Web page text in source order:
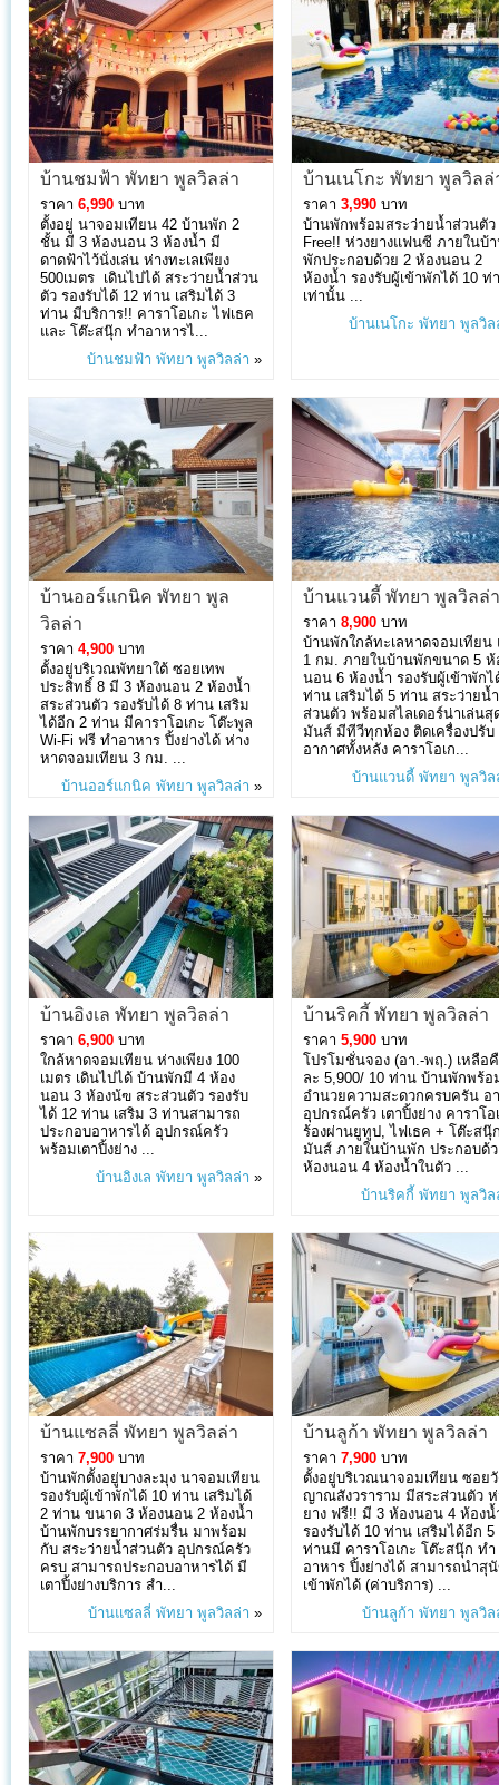
บ้านชมฟ้า พัทยา พูลวิลล่า
ราคา 6,990 บาท
ตั้งอยู่ นาจอมเทียน 42 บ้านพัก 2
ชั้น มี 3 ห้องนอน 3 ห้องน้ำ มี
ดาดฟ้าไว้นั่งเล่น ห่างทะเลเพียง
500เมตร เดินไปได้ สระว่ายน้ำส่วน
ตัว รองรับได้ 12 ท่าน เสริมได้ 3
ท่าน มีบริการ!! คาราโอเกะ ไฟเธค
และ โต๊ะสนุ๊ก ทำอาหารไ...
บ้านชมฟ้า พัทยา พูลวิลล่า »
บ้านเนโกะ พัทยา พูลวิลล่
ราคา 3,990 บาท
บ้านพักพร้อมสระว่ายน้ำส่วนตัว
Free!! ห่วงยางแฟนซี ภายในบ้
พักประกอบด้วย 2 ห้องนอน 2
ห้องน้ำ รองรับผู้เข้าพักได้ 10 ท่
เท่านั้น ...
บ้านเนโกะ พัทยา พูลวิล
บ้านออร์แกนิค พัทยา พูล
วิลล่า
ราคา 4,900 บาท
ตั้งอยู่บริเวณพัทยาใต้ ซอยเทพ
ประสิทธิ์ 8 มี 3 ห้องนอน 2 ห้องน้ำ
สระส่วนตัว รองรับได้ 8 ท่าน เสริม
ได้อีก 2 ท่าน มีคาราโอเกะ โต๊ะพูล
Wi-Fi ฟรี ทำอาหาร ปิ้งย่างได้ ห่าง
หาดจอมเทียน 3 กม. ...
บ้านออร์แกนิค พัทยา พูลวิลล่า »
บ้านแวนดี้ พัทยา พูลวิลล่า
ราคา 8,900 บาท
บ้านพักใกล้ทะเลหาดจอมเทียน
1 กม. ภายในบ้านพักขนาด 5 ห้
นอน 6 ห้องน้ำ รองรับผู้เข้าพักไ
ท่าน เสริมได้ 5 ท่าน สระว่ายน้ำ
ส่วนตัว พร้อมสไลเดอร์น่าเล่นสุ
มันส์ มีทีวีทุกห้อง ติดเครื่องปรับ
อากาศทั้งหลัง คาราโอเก...
บ้านแวนดี้ พัทยา พูลวิล
บ้านอิงเล พัทยา พูลวิลล่า
ราคา 6,900 บาท
ใกล้หาดจอมเทียน ห่างเพียง 100
เมตร เดินไปได้ บ้านพักมี 4 ห้อง
นอน 3 ห้องน้ฃ สระส่วนตัว รองรับ
ได้ 12 ท่าน เสริม 3 ท่านสามารถ
ประกอบอาหารได้ อุปกรณ์ครัว
พร้อมเตาปิ้งย่าง ...
บ้านอิงเล พัทยา พูลวิลล่า »
บ้านริคกี้ พัทยา พูลวิลล่า
ราคา 5,900 บาท
โปรโมชั่นจอง (อา.-พฤ.) เหลือ
ละ 5,900/ 10 ท่าน บ้านพักพร้อ
อำนวยความสะดวกครบครัน อ
อุปกรณ์ครัว เตาปิ้งย่าง คาราโอ
ร้องผ่านยูทูป, ไฟเธค + โต๊ะสนุ๊
มันส์ ภายในบ้านพัก ประกอบด้
ห้องนอน 4 ห้องน้ำในตัว ...
บ้านริคกี้ พัทยา พูลวิล
บ้านแซลลี่ พัทยา พูลวิลล่า
ราคา 7,900 บาท
บ้านพักตั้งอยู่บางละมุง นาจอมเทียน
รองรับผู้เข้าพักได้ 10 ท่าน เสริมได้
2 ท่าน ขนาด 3 ห้องนอน 2 ห้องน้ำ
บ้านพักบรรยากาศร่มรื่น มาพร้อม
กับ สระว่ายน้ำส่วนตัว อุปกรณ์ครัว
ครบ สามารถประกอบอาหารได้ มี
เตาปิ้งย่างบริการ สำ...
บ้านแซลลี่ พัทยา พูลวิลล่า »
บ้านลูก้า พัทยา พูลวิลล่า
ราคา 7,900 บาท
ตั้งอยู่บริเวณนาจอมเทียน ซอย
ญาณสังวราราม มีสระส่วนตัว ห่
ยาง ฟรี!! มี 3 ห้องนอน 4 ห้องน้
รองรับได้ 10 ท่าน เสริมได้อีก 5
ท่านมี คาราโอเกะ โต๊ะสนุ๊ก ทำ
อาหาร ปิ้งย่างได้ สามารถนำสุ
เข้าพักได้ (ค่าบริการ) ...
บ้านลูก้า พัทยา พูลวิล